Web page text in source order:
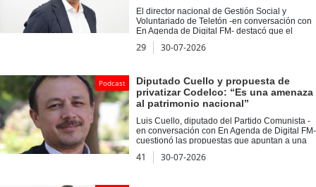
El director nacional de Gestión Social y
Voluntariado de Teletón -en conversación con
En Agenda de Digital FM- destacó que el
programa Abre ha beneficiado a más de 11 mil
familias con adecuaciones gratuitas en sus
29 30-07-2026
Podcast
Diputado Cuello y propuesta de
privatizar Codelco: “Es una amenaza
al patrimonio nacional”
Luis Cuello, diputado del Partido Comunista -
en conversación con En Agenda de Digital FM-
cuestionó las propuestas que apuntan a una
eventual participación privada en Codelco y
defendió el rol estratégico de la principal
41 30-07-2026